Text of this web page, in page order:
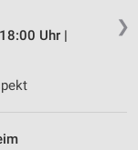
❯
Uhr |